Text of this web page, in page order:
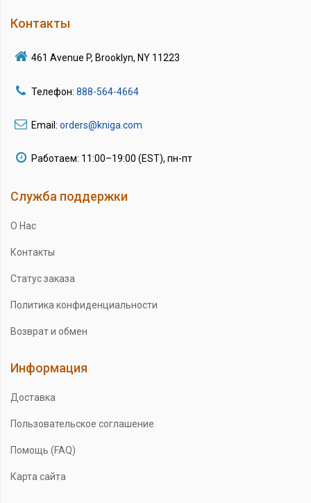
Контакты
461 Avenue P, Brooklyn, NY 11223
Телефон: 888-564-4664
Email: orders@kniga.com
Работаем: 11:00–19:00 (EST), пн-пт
Служба поддержки
О Нас
Контакты
Статус заказа
Политика конфиденциальности
Возврат и обмен
Информация
Доставка
Пользовательское соглашение
Помощь (FAQ)
Карта сайта